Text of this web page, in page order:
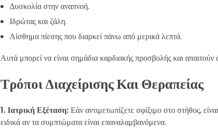
Δυσκολία στην αναπνοή.
Ιδρώτας και ζάλη.
Αίσθημα πίεσης που διαρκεί πάνω από μερικά λεπτά.
Αυτά μπορεί να είναι σημάδια καρδιακής προσβολής και
Τρόποι Διαχείρισης Και Θεραπείας
1. Ιατρική Εξέταση:Εάν αντιμετωπίζετε σφίξιμο στο στήθος,
ειδικά αν τα συμπτώματα είναι επαναλαμβανόμενα.